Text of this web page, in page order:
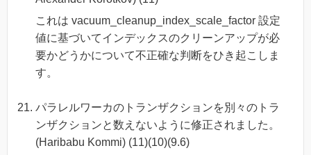
これは vacuum_cleanup_index_scale_factor 設定
値に基づいてインデックスのクリーンアップが必
要かどうかについて不正確な判断をひき起こしま
す。
パラレルワーカのトランザクションを別々のトラ
ンザクションと数えないように修正されました。
(Haribabu Kommi) (11)(10)(9.6)